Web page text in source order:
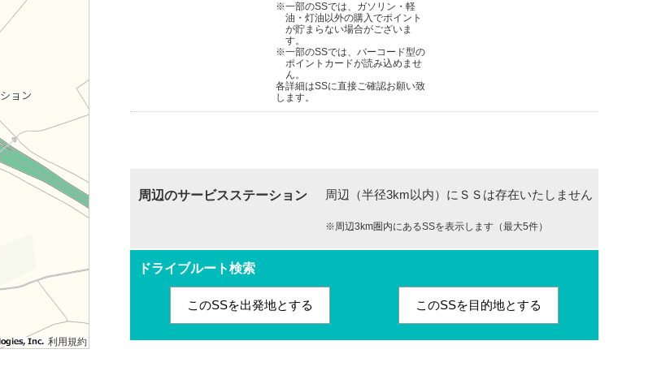
利用規約
※一部のSSでは、ガソリン・軽
油・灯油以外の購入でポイント
が貯まらない場合がございま
す。
※一部のSSでは、バーコード型の
ポイントカードが読み込めませ
ん。
各詳細はSSに直接ご確認お願い致
します。
周辺のサービスステーション 周辺（半径3km以内）にＳＳは存在いたしません
※周辺3km圏内にあるSSを表示します（最大5件）
ドライブルート検索
このSSを出発地とする このSSを目的地とする